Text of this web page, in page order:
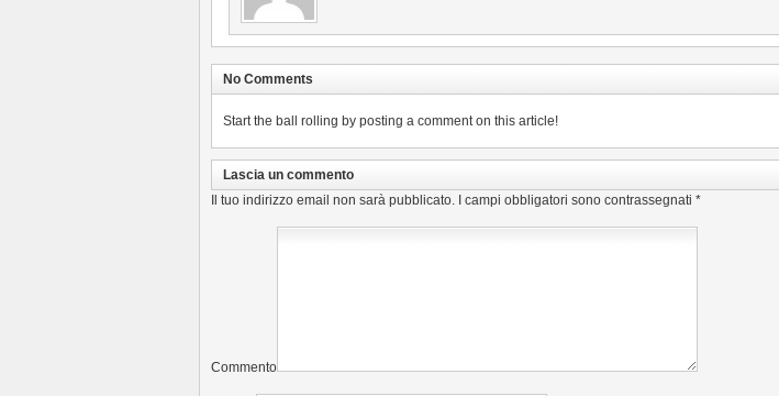
No Comments
Start the ball rolling by posting a comment on this article!
Lascia un commento
Il tuo indirizzo email non sarà pubblicato.
I campi obbligatori sono contrassegnati *
Commento